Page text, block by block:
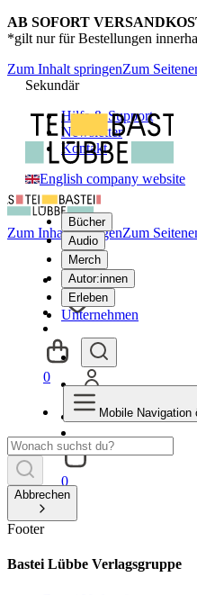
AB SOFORT
*gilt nur für Bestellungen
Zum Inhalt springenZum
Sekundär
Hilfe & Support
Newsletter
Kontakt
English company website
Bücher
Audio
Merch
Autor:innen
Erleben
Unternehmen
0
Zum Inhalt springenZum
0
Mobile Navigation
Abbrechen
Footer
Bastei Lübbe Verlagsgruppe